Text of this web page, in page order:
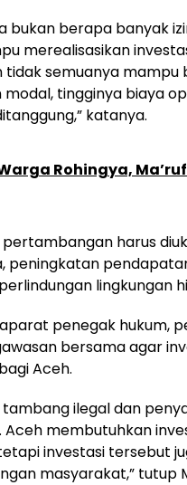
bukan berapa banyak
merealisasikan
semuanya mampu
tingginya biaya
katanya.
Rohingya,
pertambangan harus
lingkungan
penegak hukum,
bersama agar
Aceh.
ilegal dan
membutuhkan
investasi tersebut
masyarakat,” tutup